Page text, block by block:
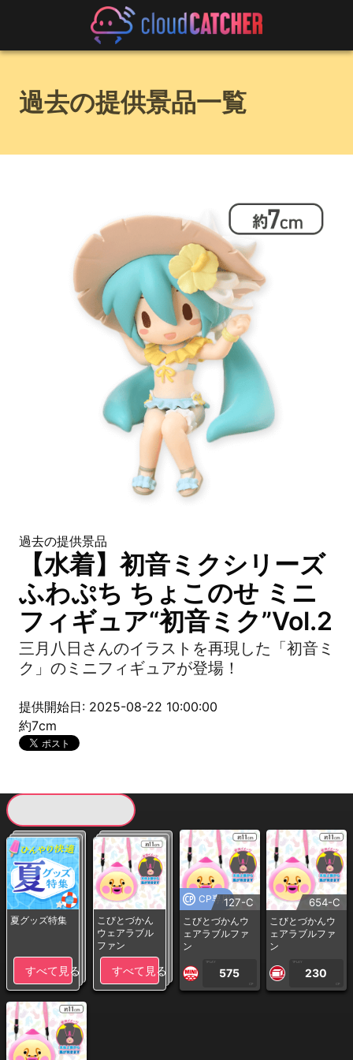
過去の提供景品一覧
過去の提供景品
【水着】初音ミクシリーズ
ふわぷち ちょこのせ ミニ
フィギュア“初音ミク”Vol.2
三月八日さんのイラストを再現した「初音ミ
ク」のミニフィギュアが登場！
提供開始日: 2025-08-22 10:00:00
約7cm
夏グッズ特集
すべて見る
こびとづかん
ウェアラブル
ファン
すべて見る
CP専用127-C
こびとづかんウ
ェアラブルファ
ン
1PLAY
575
CP
654-C
こびとづかんウ
ェアラブルファ
ン
1PLAY
230
CP